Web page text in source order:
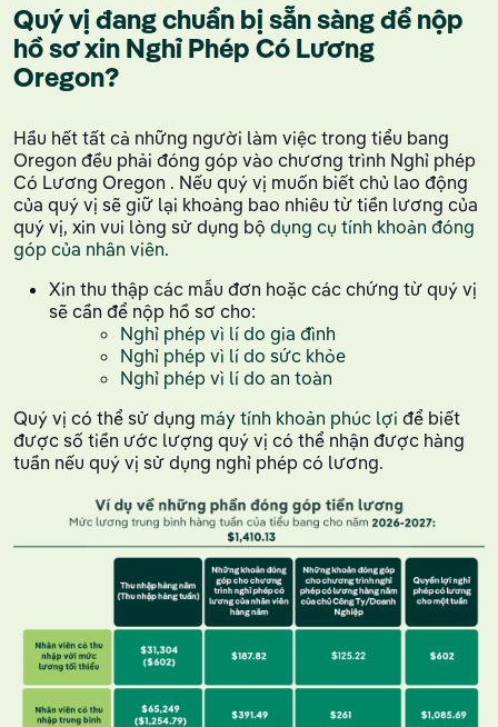
Quý vị đang chuẩn bị sẵn sàng để nộp
hồ sơ xin Nghỉ Phép Có Lương
Oregon?
Hầu hết tất cả những người làm việc trong tiểu bang
Oregon đều phải đóng góp vào chương trình Nghỉ phép
Có Lương Oregon . Nếu quý vị muốn biết chủ lao động
của quý vị sẽ giữ lại khoảng bao nhiêu từ tiền lương của
quý vị, xin vui lòng sử dụng bộ dụng cụ tính khoản đóng
góp của nhân viên.
Xin thu thập các mẫu đơn hoặc các chứng từ quý vị
sẽ cần để nộp hồ sơ cho:
Nghỉ phép vì lí do gia đình
Nghỉ phép vì lí do sức khỏe
Nghỉ phép vì lí do an toàn
Quý vị có thể sử dụng máy tính khoản phúc lợi để biết
được số tiền ước lượng quý vị có thể nhận được hàng
tuần nếu quý vị sử dụng nghỉ phép có lương.